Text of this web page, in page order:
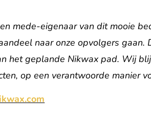
mede-eigenaar van dit mooie
naar onze opvolgers
het geplande Nikwax pad. Wij
op een verantwoorde manier